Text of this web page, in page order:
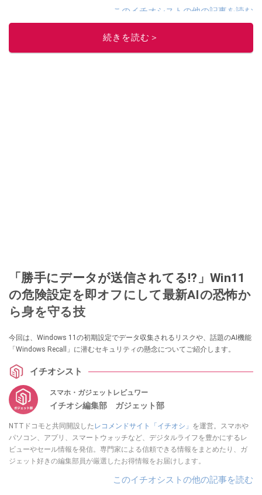
このイチオシストの他の記事を読む
続きを読む＞
「勝手にデータが送信されてる!?」Win11
の危険設定を即オフにして最新AIの恐怖か
ら身を守る技
今回は、Windows 11の初期設定でデータ収集されるリスクや、話題のAI機能
「Windows Recall」に潜むセキュリティの懸念についてご紹介します。
イチオシスト
スマホ・ガジェットレビュワー
イチオシ編集部 ガジェット部
NTTドコモと共同開設した レコメンドサイト「イチオシ」 を運営。スマホや
パソコン、アプリ、スマートウォッチなど、デジタルライフを豊かにするレ
ビューやセール情報を発信。専門家による信頼できる情報をまとめたり、ガ
ジェット好きの編集部員が厳選したお得情報をお届けします。
このイチオシストの他の記事を読む